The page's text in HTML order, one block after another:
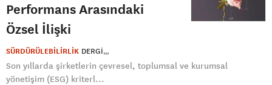
Performans Arasındaki
Özsel İlişki
SÜRDÜRÜLEBİLİRLİK DERGI
Son yıllarda şirketlerin çevresel, toplumsal ve kurumsal
yönetişim (ESG) kriterl...